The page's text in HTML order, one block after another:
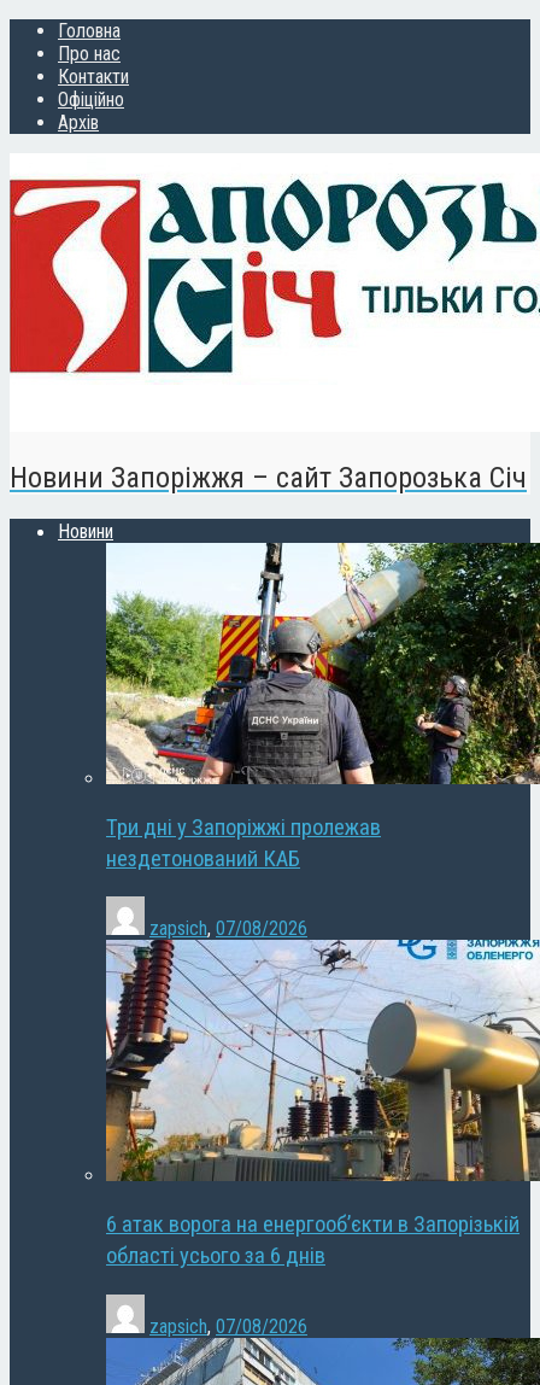
Головна
Про нас
Контакти
Офіційно
Архів
Новини Запоріжжя – сайт Запорозька Січ
Новини
Три дні у Запоріжжі пролежав
нездетонований КАБ
zapsich, 07/08/2026
6 атак ворога на енергооб’єкти в Запорізькій
області усього за 6 днів
zapsich, 07/08/2026